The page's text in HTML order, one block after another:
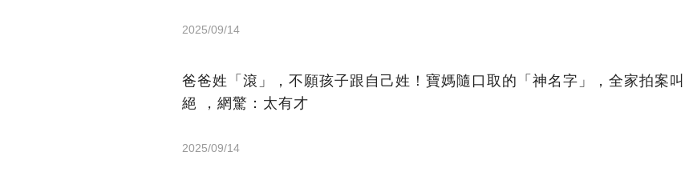
2025/09/14
爸爸姓「滾」，不願孩子跟自己姓！寶媽隨口取的「神名字」，全家拍案叫
絕 ，網驚：太有才
2025/09/14